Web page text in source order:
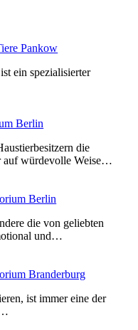
Pankow
ein spezialisierter
Berlin
die
auf würdevolle Weise…
Berlin
die von geliebten
und…
Branderburg
ist immer eine der